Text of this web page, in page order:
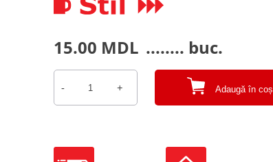
15.00 MDL ........ buc.
Cantitate
- + Adaugă în coș